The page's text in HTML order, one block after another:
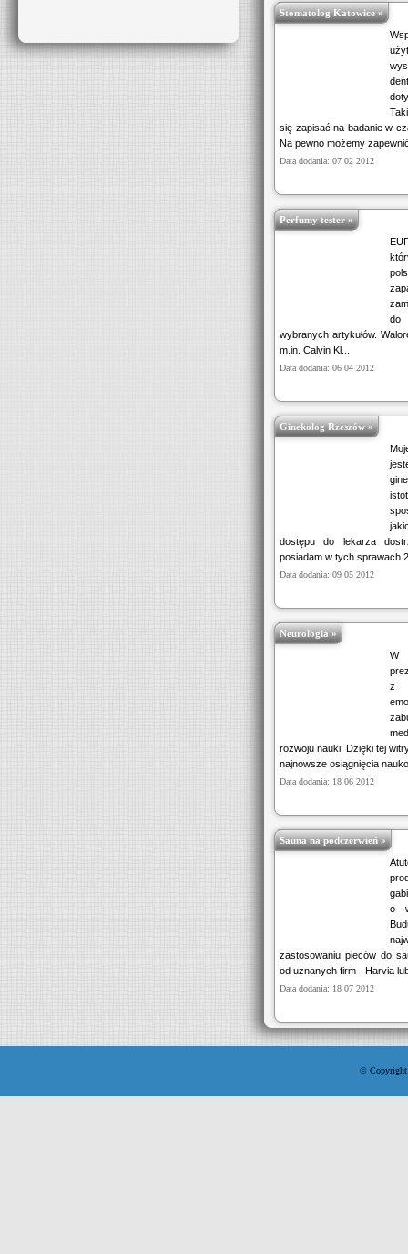
Stomatolog Katowice »
się zapisać na badanie w
Na pewno możemy
Data dodania: 07 02 2012
Perfumy tester »
do
wybranych artykułów.
m.in. Calvin Kl...
Data dodania: 06 04 2012
Ginekolog Rzeszów »
dostępu do lekarza
posiadam w tych sprawach
Data dodania: 09 05 2012
Neurologia »
W
z
rozwoju nauki. Dzięki tej
najnowsze osiągnięcia
Data dodania: 18 06 2012
Sauna na podczerwień »
o
zastosowaniu pieców do
od uznanych firm - Harvia
Data dodania: 18 07 2012
© Copyright